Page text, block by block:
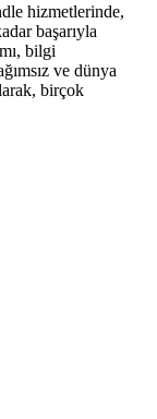
hizmetlerinde,
başarıyla
bilgi
ve dünya
birçok